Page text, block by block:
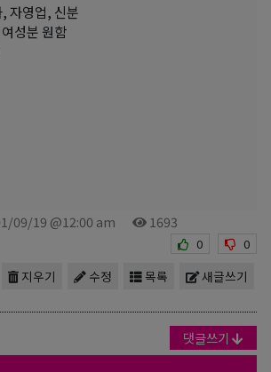
자영업, 신분
성분 원함
09/19 @12:00 am 1693
0 0
새글쓰기
목록
수정
지우기
댓글쓰기